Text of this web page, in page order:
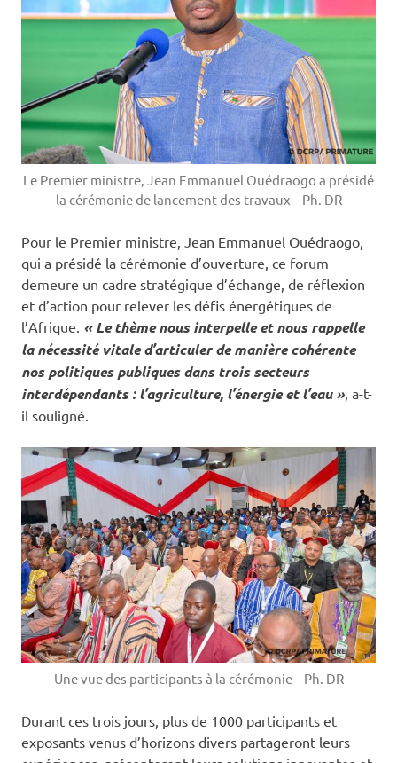
Le Premier ministre, Jean Emmanuel Ouédraogo a présidé
la cérémonie de lancement des travaux – Ph. DR
Pour le Premier ministre, Jean Emmanuel Ouédraogo,
qui a présidé la cérémonie d’ouverture, ce forum
demeure un cadre stratégique d’échange, de réflexion
et d’action pour relever les défis énergétiques de
l’Afrique. « Le thème nous interpelle et nous rappelle
la nécessité vitale d’articuler de manière cohérente
nos politiques publiques dans trois secteurs
interdépendants : l’agriculture, l’énergie et l’eau », a-t-
il souligné.
Une vue des participants à la cérémonie – Ph. DR
Durant ces trois jours, plus de 1000 participants et
exposants venus d’horizons divers partageront leurs